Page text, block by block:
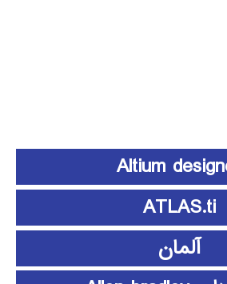
Altium
ATLAS.ti
آلمان